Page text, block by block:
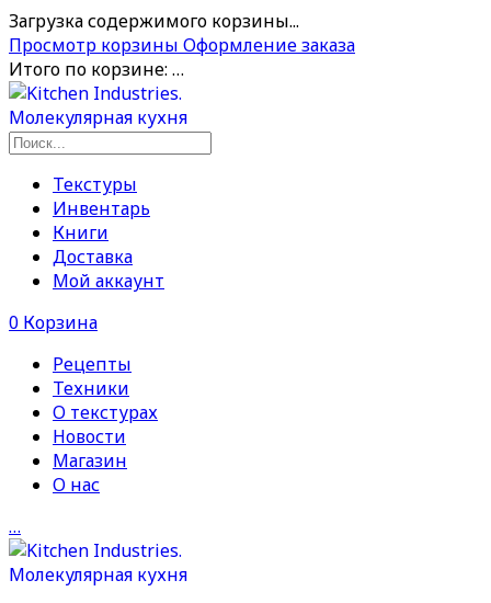
Загрузка содержимого корзины...
Просмотр корзины Оформление заказа
Итого по корзине: …
Текстуры
Инвентарь
Книги
Доставка
Мой аккаунт
0 Корзина
Рецепты
Техники
О текстурах
Новости
Магазин
О нас
…